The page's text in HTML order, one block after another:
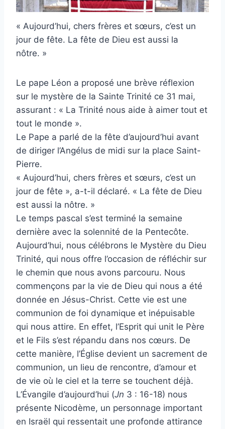
« Aujourd’hui, chers frères et sœurs, c’est un
jour de fête. La fête de Dieu est aussi la
nôtre. »
Le pape Léon a proposé une brève réflexion
sur le mystère de la Sainte Trinité ce 31 mai,
assurant : « La Trinité nous aide à aimer tout et
tout le monde ».
Le Pape a parlé de la fête d’aujourd’hui avant
de diriger l’Angélus de midi sur la place Saint-
Pierre.
« Aujourd’hui, chers frères et sœurs, c’est un
jour de fête », a-t-il déclaré. « La fête de Dieu
est aussi la nôtre. »
Le temps pascal s’est terminé la semaine
dernière avec la solennité de la Pentecôte.
Aujourd’hui, nous célébrons le Mystère du Dieu
Trinité, qui nous offre l’occasion de réfléchir sur
le chemin que nous avons parcouru. Nous
commençons par la vie de Dieu qui nous a été
donnée en Jésus-Christ. Cette vie est une
communion de foi dynamique et inépuisable
qui nous attire. En effet, l’Esprit qui unit le Père
et le Fils s’est répandu dans nos cœurs. De
cette manière, l’Église devient un sacrement de
communion, un lieu de rencontre, d’amour et
de vie où le ciel et la terre se touchent déjà.
L’Évangile d’aujourd’hui (Jn 3 : 16-18) nous
présente Nicodème, un personnage important
en Israël qui ressentait une profonde attirance